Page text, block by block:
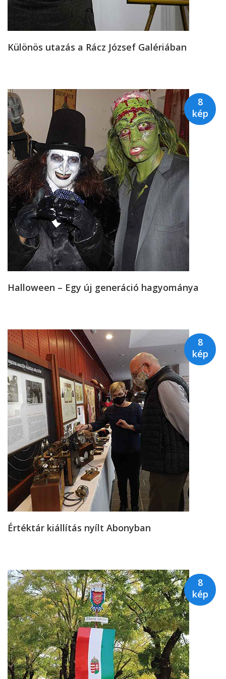
Különös utazás a Rácz József Galériában
Halloween – Egy új generáció hagyománya
8
kép
Értéktár kiállítás nyílt Abonyban
8
kép
8
kép